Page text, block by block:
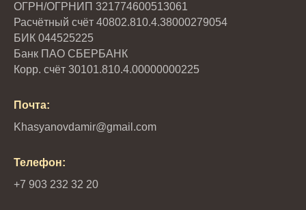
ОГРН/ОГРНИП 321774600513061
Расчётный счёт 40802.810.4.38000279054
БИК 044525225
Банк ПАО СБЕРБАНК
Корр. счёт 30101.810.4.00000000225
Почта:
Khasyanovdamir@gmail.com
Телефон:
+7 903 232 32 20